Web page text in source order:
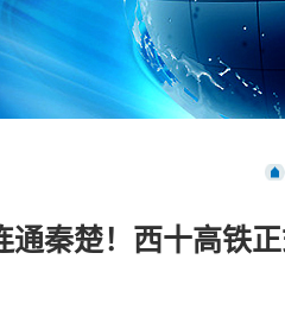
通秦楚！西十高铁